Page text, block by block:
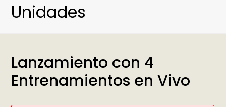
Unidades
Lanzamiento con 4
Entrenamientos en Vivo